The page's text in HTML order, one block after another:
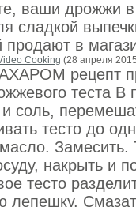
ваши дрожжи
сладкой
в
Cooking (28 апреля
рецепт
теста В
соль,
тесто до
Замесить.
накрыть и
тесто
лепешку.